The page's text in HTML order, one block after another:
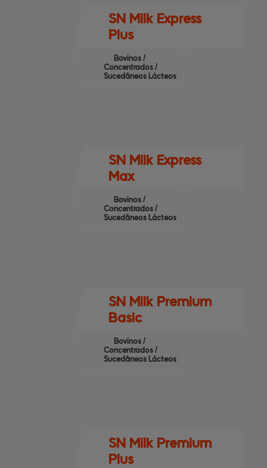
SN Milk Express
Plus
Bovinos /
Concentrados /
Sucedâneos Lácteos
SN Milk Express
Max
Bovinos /
Concentrados /
Sucedâneos Lácteos
SN Milk Premium
Basic
Bovinos /
Concentrados /
Sucedâneos Lácteos
SN Milk Premium
Plus